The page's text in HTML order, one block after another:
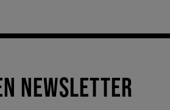
NEWSLETTER